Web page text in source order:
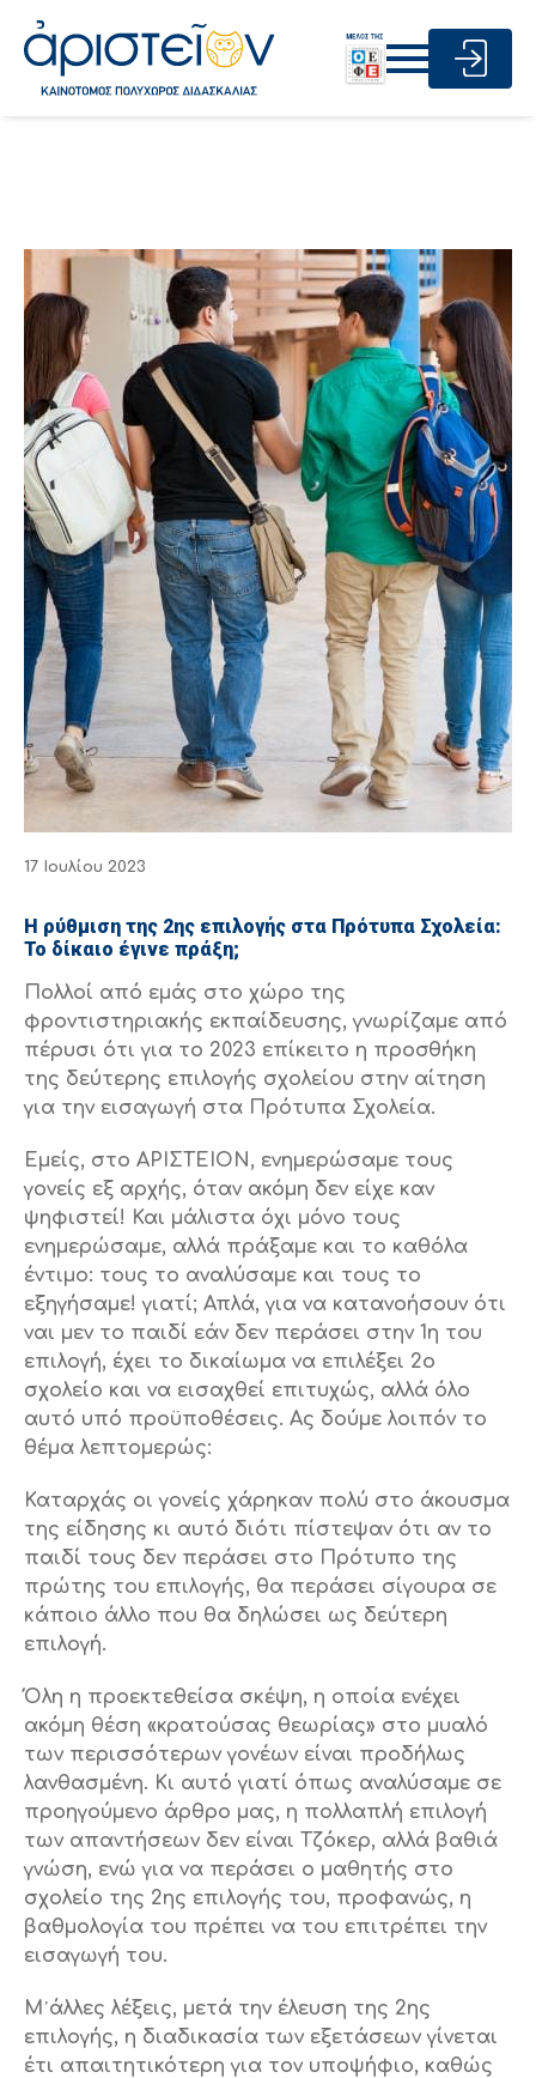
17 Ιουλίου 2023
Η ρύθμιση της 2ης επιλογής στα Πρότυπα Σχολεία:
Το δίκαιο έγινε πράξη;
Πολλοί από εμάς στο χώρο της
φροντιστηριακής εκπαίδευσης, γνωρίζαμε από
πέρυσι ότι για το 2023 επίκειτο η προσθήκη
της δεύτερης επιλογής σχολείου στην αίτηση
για την εισαγωγή στα Πρότυπα Σχολεία.
Εμείς, στο ΑΡΙΣΤΕΙΟΝ, ενημερώσαμε τους
γονείς εξ αρχής, όταν ακόμη δεν είχε καν
ψηφιστεί! Και μάλιστα όχι μόνο τους
ενημερώσαμε, αλλά πράξαμε και το καθόλα
έντιμο: τους το αναλύσαμε και τους το
εξηγήσαμε! γιατί; Απλά, για να κατανοήσουν ότι
ναι μεν το παιδί εάν δεν περάσει στην 1η του
επιλογή, έχει το δικαίωμα να επιλέξει 2ο
σχολείο και να εισαχθεί επιτυχώς, αλλά όλο
αυτό υπό προϋποθέσεις. Ας δούμε λοιπόν το
θέμα λεπτομερώς:
Καταρχάς οι γονείς χάρηκαν πολύ στο άκουσμα
της είδησης κι αυτό διότι πίστεψαν ότι αν το
παιδί τους δεν περάσει στο Πρότυπο της
πρώτης του επιλογής, θα περάσει σίγουρα σε
κάποιο άλλο που θα δηλώσει ως δεύτερη
επιλογή.
Όλη η προεκτεθείσα σκέψη, η οποία ενέχει
ακόμη θέση «κρατούσας θεωρίας» στο μυαλό
των περισσότερων γονέων είναι προδήλως
λανθασμένη. Κι αυτό γιατί όπως αναλύσαμε σε
προηγούμενο άρθρο μας, η πολλαπλή επιλογή
των απαντήσεων δεν είναι Τζόκερ, αλλά βαθιά
γνώση, ενώ για να περάσει ο μαθητής στο
σχολείο της 2ης επιλογής του, προφανώς, η
βαθμολογία του πρέπει να του επιτρέπει την
εισαγωγή του.
Μ᾽άλλες λέξεις, μετά την έλευση της 2ης
επιλογής, η διαδικασία των εξετάσεων γίνεται
έτι απαιτητικότερη για τον υποψήφιο, καθώς